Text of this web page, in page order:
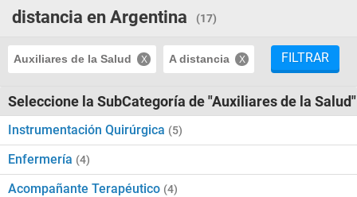
distancia en Argentina
(17)
Auxiliares de la Salud A distancia FILTRAR
Seleccione la SubCategoría de "Auxiliares de la Salud"
Instrumentación Quirúrgica (5)
Enfermería (4)
Acompañante Terapéutico (4)